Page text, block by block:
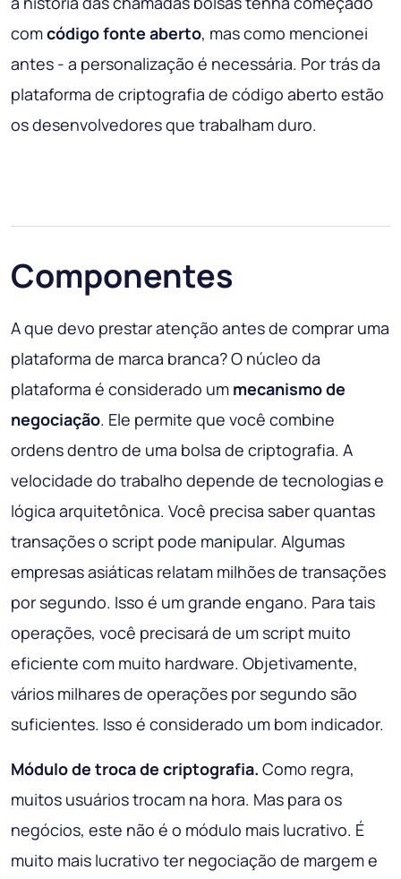
comcódigo fonte aberto, mas como mencionei
antes - a personalização é necessária. Por trás da
plataforma de criptografia de código aberto estão
os desenvolvedores que trabalham duro.
Componentes
A que devo prestar atenção antes de comprar uma
plataforma de marca branca? O núcleo da
plataforma é considerado um mecanismo de
negociação. Ele permite que você combine
ordens dentro de uma bolsa de criptografia. A
velocidade do trabalho depende de tecnologias e
lógica arquitetônica. Você precisa saber quantas
transações o script pode manipular. Algumas
empresas asiáticas relatam milhões de transações
por segundo. Isso é um grande engano. Para tais
operações, você precisará de um script muito
eficiente com muito hardware. Objetivamente,
vários milhares de operações por segundo são
suficientes. Isso é considerado um bom indicador.
Módulo de troca de criptografia. Como regra,
muitos usuários trocam na hora. Mas para os
negócios, este não é o módulo mais lucrativo. É
muito mais lucrativo ter negociação de margem e